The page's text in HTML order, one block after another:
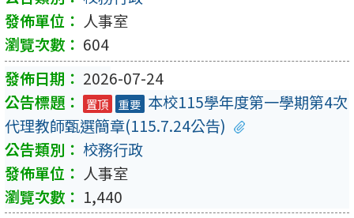
人事室
604
2026-07-24
置頂 重要 本校115學年度第一學期第4次
代理教師甄選簡章(115.7.24公告)
校務行政
人事室
1,440